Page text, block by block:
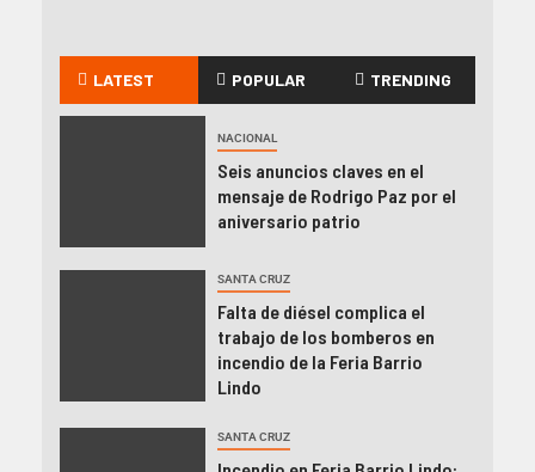
LATEST POPULAR TRENDING
NACIONAL
Seis anuncios claves en el
mensaje de Rodrigo Paz por el
aniversario patrio
SANTA CRUZ
Falta de diésel complica el
trabajo de los bomberos en
incendio de la Feria Barrio
Lindo
SANTA CRUZ